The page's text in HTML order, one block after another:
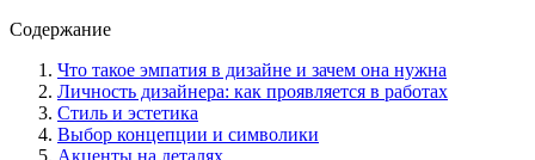
Содержание
Что такое эмпатия в дизайне и зачем она нужна
Личность дизайнера: как проявляется в работах
Стиль и эстетика
Выбор концепции и символики
Акценты на деталях